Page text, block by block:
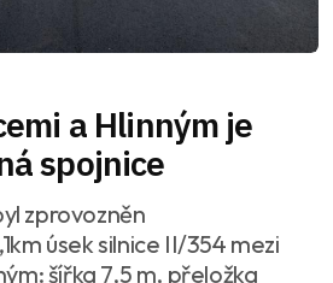
a Hlinným je
spojnice
zprovozněn
úsek silnice II/354 mezi
šířka 7,5 m, přeložka